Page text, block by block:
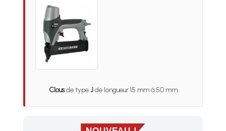
Clousde typeJde longueur 15 mm à 50 mm.